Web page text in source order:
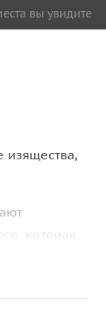
вы увидите
изящества,
которая